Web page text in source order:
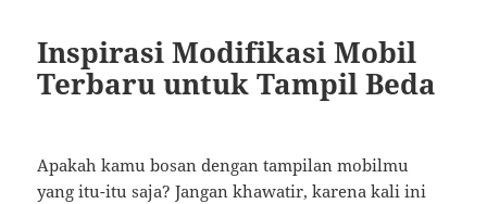
Inspirasi Modifikasi Mobil
Terbaru untuk Tampil Beda
Apakah kamu bosan dengan tampilan mobilmu
yang itu-itu saja? Jangan khawatir, karena kali ini